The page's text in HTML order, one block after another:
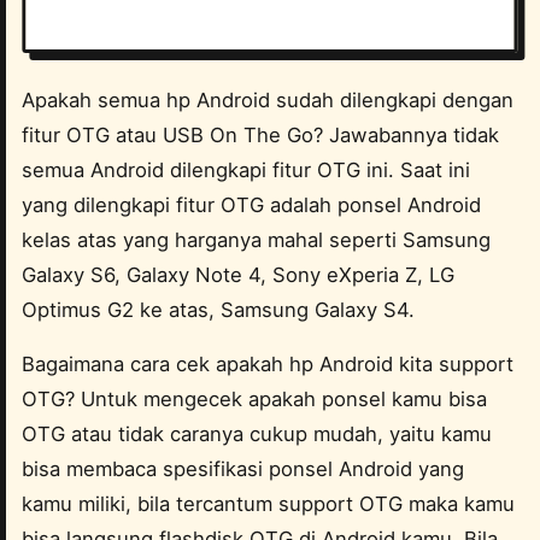
Apakah semua hp Android sudah dilengkapi dengan
fitur OTG atau USB On The Go? Jawabannya tidak
semua Android dilengkapi fitur OTG ini. Saat ini
yang dilengkapi fitur OTG adalah ponsel Android
kelas atas yang harganya mahal seperti Samsung
Galaxy S6, Galaxy Note 4, Sony eXperia Z, LG
Optimus G2 ke atas, Samsung Galaxy S4.
Bagaimana cara cek apakah hp Android kita support
OTG? Untuk mengecek apakah ponsel kamu bisa
OTG atau tidak caranya cukup mudah, yaitu kamu
bisa membaca spesifikasi ponsel Android yang
kamu miliki, bila tercantum support OTG maka kamu